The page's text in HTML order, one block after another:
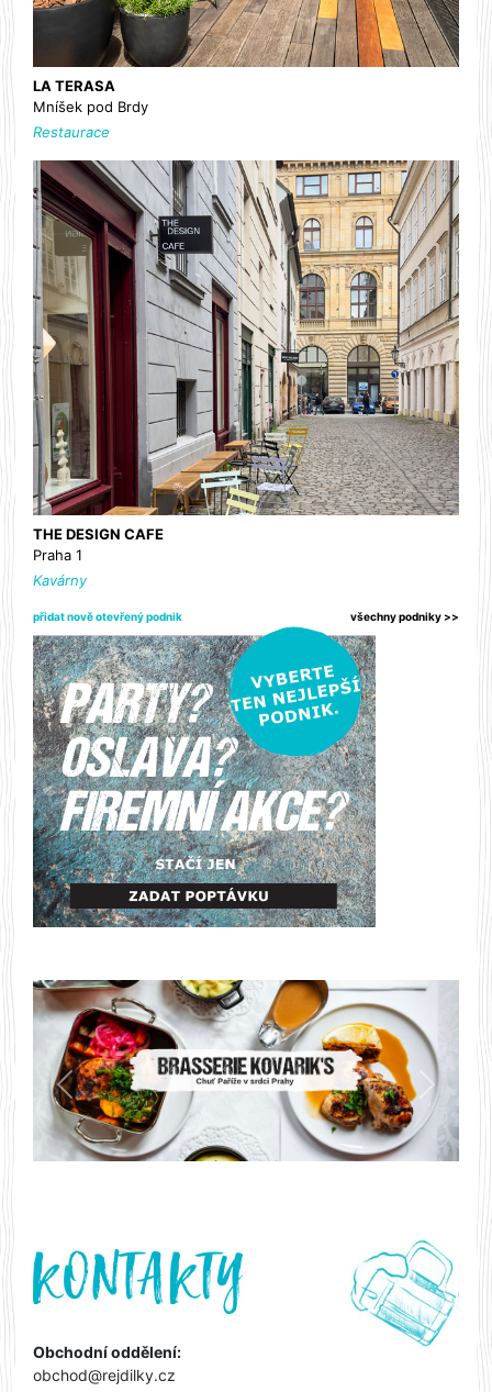
LA TERASA
Mníšek pod Brdy
Restaurace
THE DESIGN CAFE
Praha 1
Kavárny
přidat nově otevřený podnik všechny podniky >>
Předchozí Další
Obchodní oddělení:
obchod@rejdilky.cz